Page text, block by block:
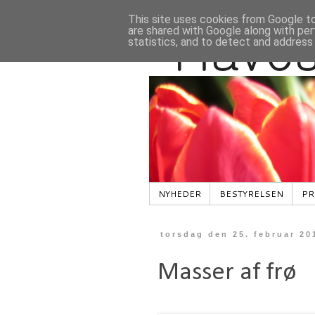
NYHEDER BESTYRELSEN
torsdag den 25. februar
Masser af frø
This site uses cookies from Google
are shared with Google along with
statistics, and to detect and address